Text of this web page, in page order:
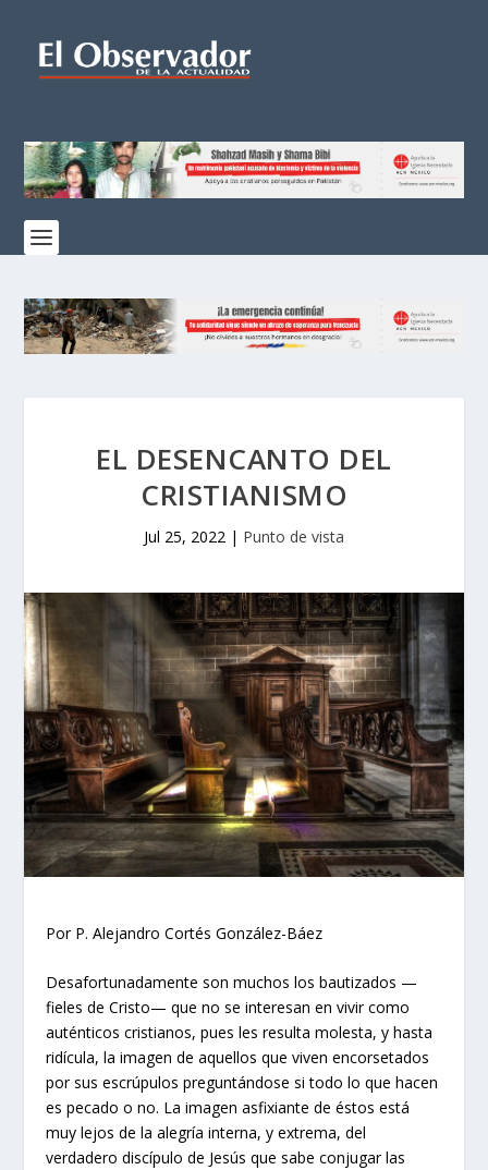
EL DESENCANTO DEL
CRISTIANISMO
Jul 25, 2022 | Punto de vista
Por P. Alejandro Cortés González-Báez
Desafortunadamente son muchos los bautizados —
fieles de Cristo— que no se interesan en vivir como
auténticos cristianos, pues les resulta molesta, y hasta
ridícula, la imagen de aquellos que viven encorsetados
por sus escrúpulos preguntándose si todo lo que hacen
es pecado o no. La imagen asfixiante de éstos está
muy lejos de la alegría interna, y extrema, del
verdadero discípulo de Jesús que sabe conjugar las